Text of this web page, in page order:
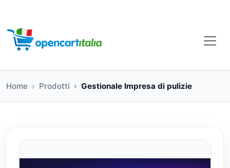
Home Prodotti Gestionale Impresa di pulizie